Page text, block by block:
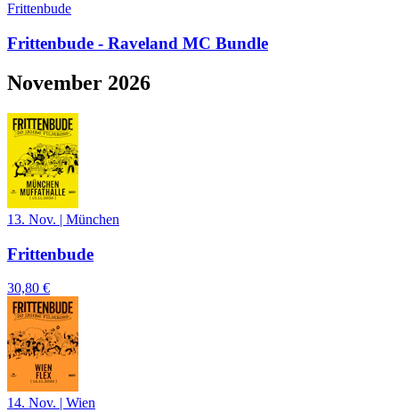
Frittenbude
Frittenbude - Raveland MC Bundle
November 2026
13. Nov. | München
Frittenbude
30,80 €
14. Nov. | Wien